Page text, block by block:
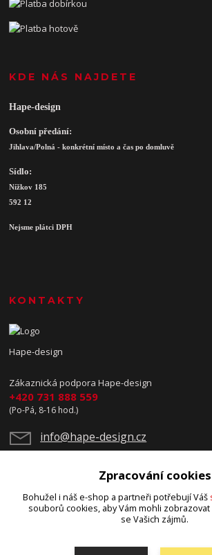
KDE NÁS NAJDETE
Hape-design
Osobní předání:
Jihlava/Polná - konkrétní místo a čas po domluvě
Sídlo:
Nížkov 185
592 12
Nejsme plátci DPH
KONTAKTY
Hape-design
Zákaznická podpora Hape-design
+420 731 888 559
(Po-Pá, 8-16 hod.)
info@hape-design.cz
Zpracování cookies
Bohužel i náš e-shop a partneři potřebují Váš
souborů cookies, aby Vám mohli
se Vašich zájmů.